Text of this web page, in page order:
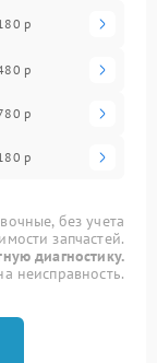
р
р
р
р
без учета
запчастей.
диагностику.
неисправность.